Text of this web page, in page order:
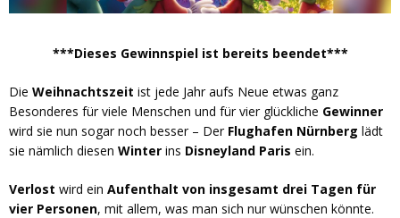
***Dieses Gewinnspiel ist bereits beendet***
Die Weihnachtszeit ist jede Jahr aufs Neue etwas ganz
Besonderes für viele Menschen und für vier glückliche Gewinner
wird sie nun sogar noch besser – Der Flughafen Nürnberg lädt
sie nämlich diesen Winter ins Disneyland Paris ein.
Verlost wird ein Aufenthalt von insgesamt drei Tagen für
vier Personen, mit allem, was man sich nur wünschen könnte.